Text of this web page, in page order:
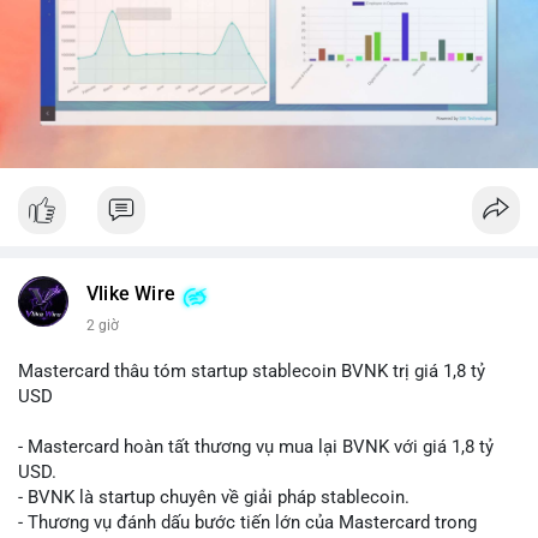
dịch đơn lẻ, đây có thể là hành động gom hàng vào ví lạnh để
tích lũy dài hạn.
Nhà đầu tư nhỏ lẻ nên theo dõi sát dòng tiền tiếp theo từ địa
chỉ nguồn. Nếu thấy dòng tiền đổ vào sàn giao dịch, cần thận
quyết định vào lệnh.
#biendonggia
Vlike Wire
2 giờ
Mastercard thâu tóm startup stablecoin BVNK trị giá 1,8 tỷ
USD
- Mastercard hoàn tất thương vụ mua lại BVNK với giá 1,8 tỷ
USD.
- BVNK là startup chuyên về giải pháp stablecoin.
- Thương vụ đánh dấu bước tiến lớn của Mastercard trong